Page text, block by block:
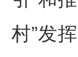
村”发